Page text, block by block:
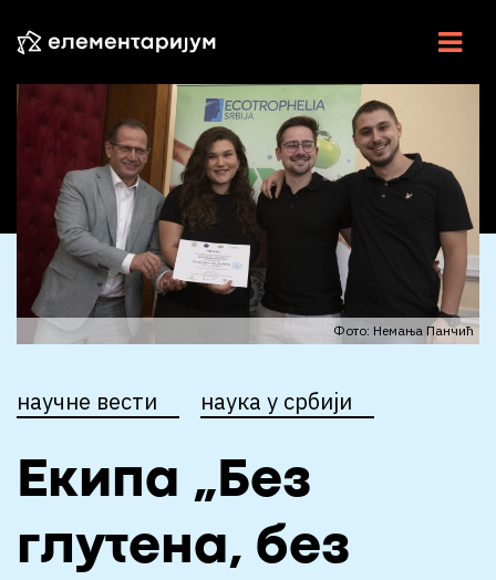
НАУКА У СРБИЈИ
НАУЧНЕ ВЕСТИ
У ЦЕНТРУ
ЕСЕЈИ
ИНТЕРВЈУ
ВИДЕО
РАДИО
ЦПН
Фото: Немања Панчић
научне вести наука у србији
Екипа „Без
глутена, без